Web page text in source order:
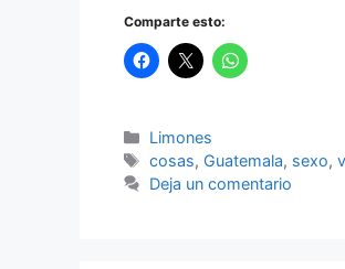
Comparte esto:
Categorías
Limones
Etiquetas
cosas, Guatemala, sexo,
Deja un comentario